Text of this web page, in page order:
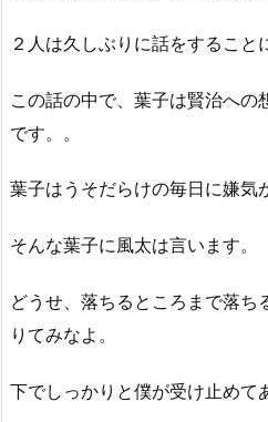
２人は久しぶりに話をすること
この話の中で、葉子は賢治への
です。。
葉子はうそだらけの毎日に嫌気
そんな葉子に風太は言います。
どうせ、落ちるところまで落ち
りてみなよ。
下でしっかりと僕が受け止めて